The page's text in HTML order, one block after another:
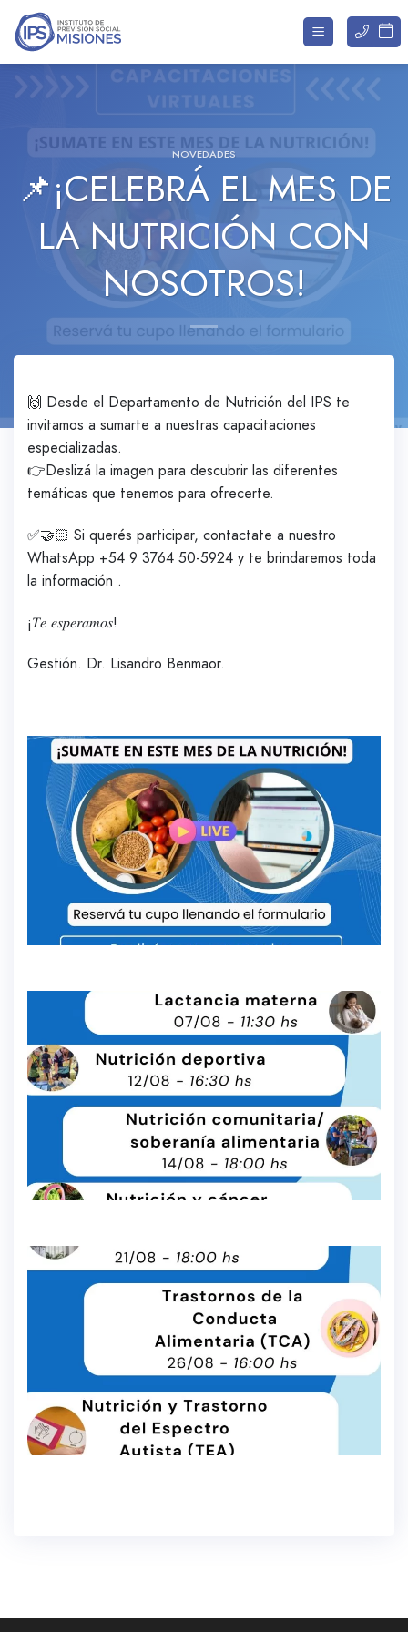
Saltar
contenido
NOVEDADES
📌¡CELEBRÁ EL MES DE
LA NUTRICIÓN CON
NOSOTROS!
🙌 Desde el Departamento de Nutrición del IPS te
invitamos a sumarte a nuestras capacitaciones
especializadas.
👉Deslizá la imagen para descubrir las diferentes
temáticas que tenemos para ofrecerte.
✅️🤝🏻 Si querés participar, contactate a nuestro
WhatsApp +54 9 3764 50-5924 y te brindaremos toda
la información .
¡𝑇𝑒 𝑒𝑠𝑝𝑒𝑟𝑎𝑚𝑜𝑠!
Gestión. Dr. Lisandro Benmaor.